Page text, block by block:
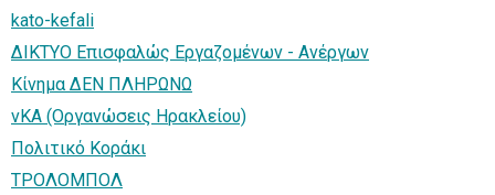
kato-kefali
ΔΙΚΤΥΟ Επισφαλώς Εργαζομένων - Ανέργων
Κίνημα ΔΕΝ ΠΛΗΡΩΝΩ
νΚΑ (Οργανώσεις Ηρακλείου)
Πολιτικό Κοράκι
ΤΡΟΛΟΜΠΟΛ